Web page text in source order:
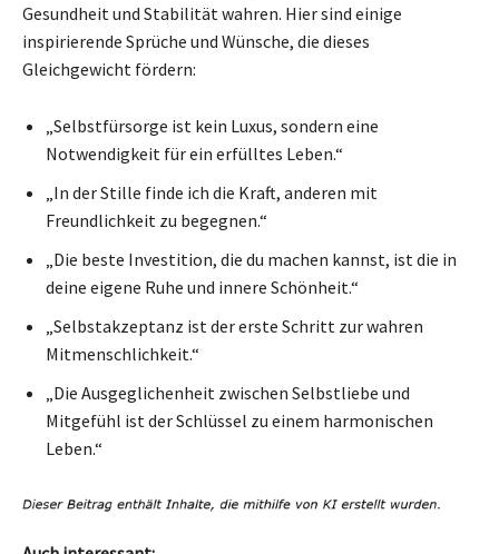
Gesundheit und Stabilität wahren. Hier sind einige
inspirierende Sprüche und Wünsche, die dieses
Gleichgewicht fördern:
„Selbstfürsorge ist kein Luxus, sondern eine
Notwendigkeit für ein erfülltes Leben.“
„In der Stille finde ich die Kraft, anderen mit
Freundlichkeit zu begegnen.“
„Die beste Investition, die du machen kannst, ist die in
deine eigene Ruhe und innere Schönheit.“
„Selbstakzeptanz ist der erste Schritt zur wahren
Mitmenschlichkeit.“
„Die Ausgeglichenheit zwischen Selbstliebe und
Mitgefühl ist der Schlüssel zu einem harmonischen
Leben.“